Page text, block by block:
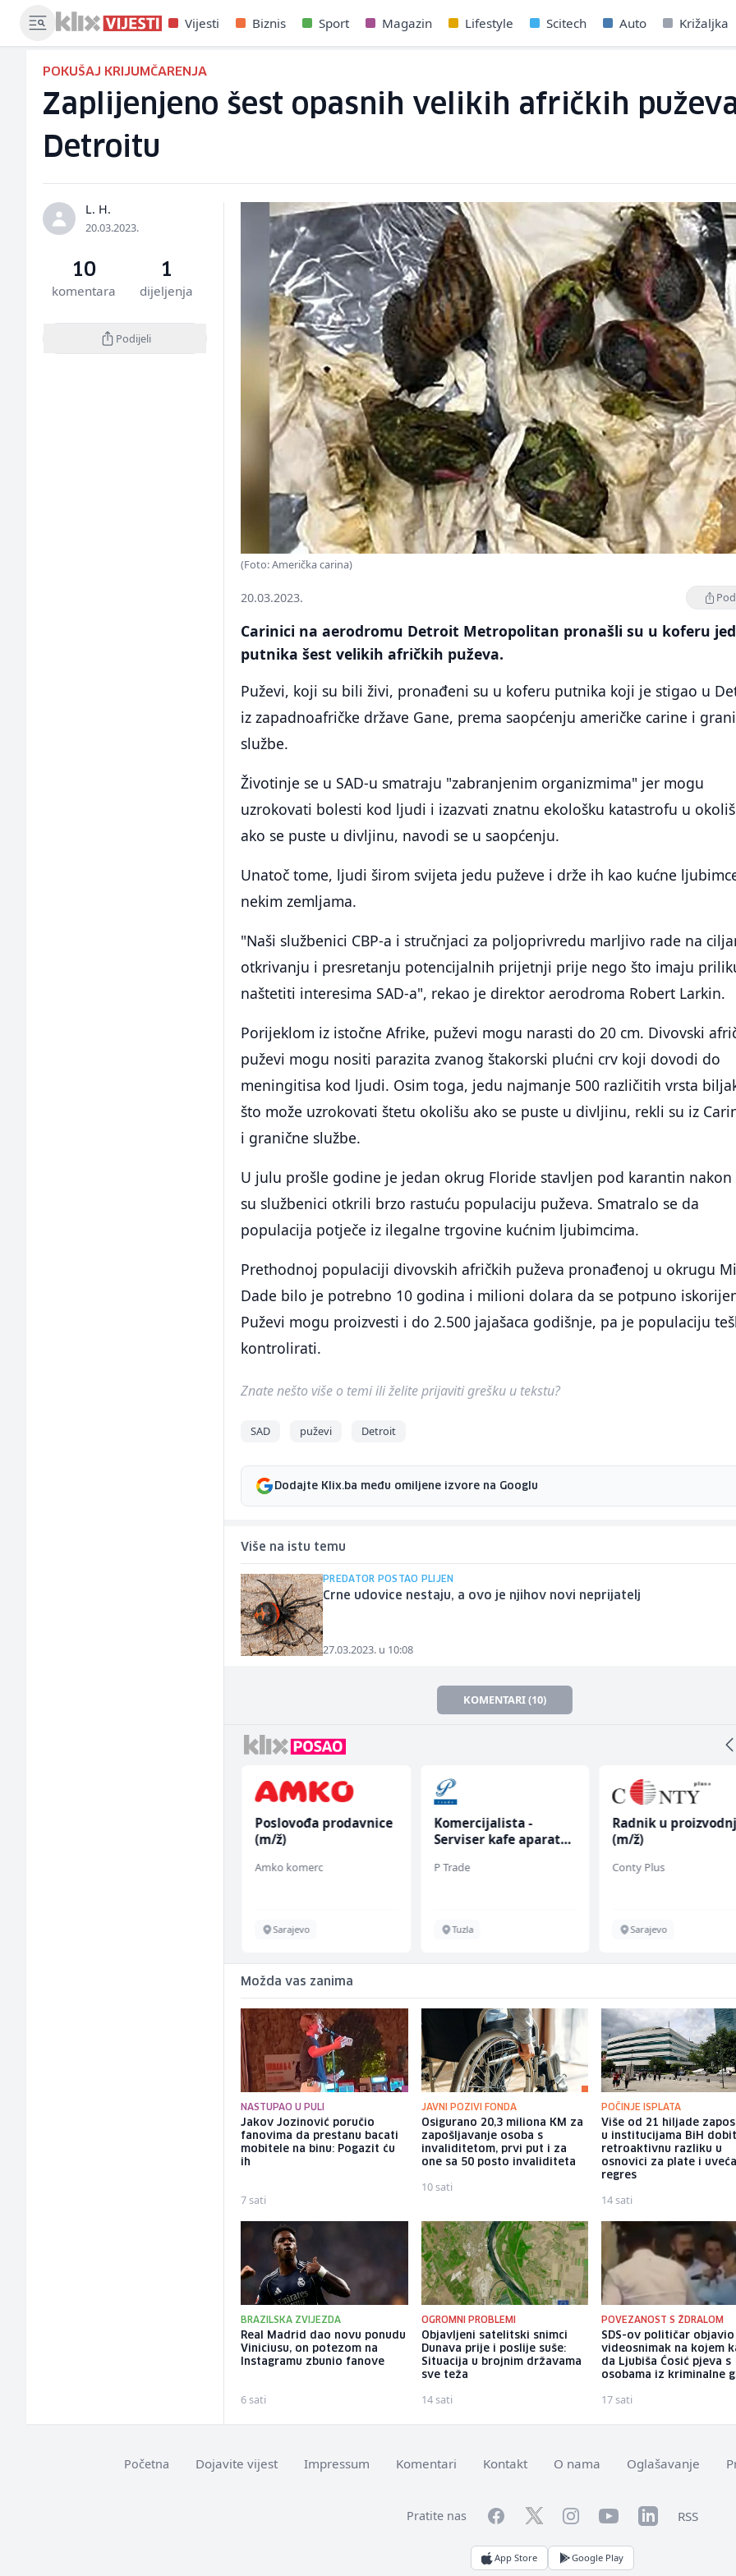
Vijesti Biznis Sport Magazin Lifestyle Scitech Auto Križaljka
POKUŠAJ KRIJUMČARENJA
Zaplijenjeno šest opasnih velikih afričkih
Detroitu
L. H.
20.03.2023.
10
komentara
1
dijeljenja
Podijeli
(Foto: Američka carina)
20.03.2023.
Carinici na aerodromu Detroit Metropolitan pronašli su u koferu
putnika šest velikih afričkih puževa.
Puževi, koji su bili živi, ​​pronađeni su u koferu putnika koji je stigao u
iz zapadnoafričke države Gane, prema saopćenju američke carine i
službe.
Životinje se u SAD-u smatraju "zabranjenim organizmima" jer mogu
uzrokovati bolesti kod ljudi i izazvati znatnu ekološku katastrofu u
ako se puste u divljinu, navodi se u saopćenju.
Unatoč tome, ljudi širom svijeta jedu puževe i drže ih kao kućne
nekim zemljama.
"Naši službenici CBP-a i stručnjaci za poljoprivredu marljivo rade na
otkrivanju i presretanju potencijalnih prijetnji prije nego što imaju
naštetiti interesima SAD-a", rekao je direktor aerodroma Robert Larkin.
Porijeklom iz istočne Afrike, puževi mogu narasti do 20 cm. Divovski
puževi mogu nositi parazita zvanog štakorski plućni crv koji dovodi do
meningitisa kod ljudi. Osim toga, jedu najmanje 500 različitih vrsta
što može uzrokovati štetu okolišu ako se puste u divljinu, rekli su iz
i granične službe.
U julu prošle godine je jedan okrug Floride stavljen pod karantin nakon
su službenici otkrili brzo rastuću populaciju puževa. Smatralo se da
populacija potječe iz ilegalne trgovine kućnim ljubimcima.
Prethodnoj populaciji divovskih afričkih puževa pronađenoj u okrugu
Dade bilo je potrebno 10 godina i milioni dolara da se potpuno
Puževi mogu proizvesti i do 2.500 jajašaca godišnje, pa je populaciju
kontrolirati.
Znate nešto više o temi ili želite prijaviti grešku u tekstu?
SAD puževi Detroit
Dodajte Klix.ba među omiljene izvore na Googlu
Više na istu temu
PREDATOR POSTAO PLIJEN
Crne udovice nestaju, a ovo je njihov novi neprijatelj
27.03.2023. u 10:08
KOMENTARI (10)
Poslovođa prodavnice
(m/ž)
Amko komerc
Sarajevo
Komercijalista -
Serviser kafe aparata
P Trade
Tuzla
Radnik u
(m/ž)
Conty Plus
Sarajevo
Možda vas zanima
NASTUPAO U PULI
Jakov Jozinović poručio
fanovima da prestanu bacati
mobitele na binu: Pogazit ću
ih
7 sati
JAVNI POZIVI FONDA
Osigurano 20,3 miliona KM za
zapošljavanje osoba s
invaliditetom, prvi put i za
one sa 50 posto invaliditeta
10 sati
POČINJE ISPLATA
Više od 21 hiljade
u institucijama BiH
retroaktivnu razliku u
osnovici za plate i
regres
14 sati
BRAZILSKA ZVIJEZDA
Real Madrid dao novu ponudu
Viniciusu, on potezom na
Instagramu zbunio fanove
6 sati
OGROMNI PROBLEMI
Objavljeni satelitski snimci
Dunava prije i poslije suše:
Situacija u brojnim državama
sve teža
14 sati
POVEZANOST S ŽDRALOM
SDS-ov političar objavio
videosnimak na kojem
da Ljubiša Ćosić pjeva s
osobama iz kriminalne
17 sati
Početna Dojavite vijest Impressum Komentari Kontakt O nama Oglašavanje
Pratite nas FacebookTwitterInstagramYouTubeLinkedInRSS
App Store Google Play